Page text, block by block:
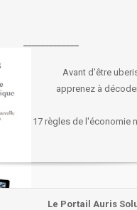
Avant d'être
apprenez à
17 règles de l'économie
Le Portail Auris